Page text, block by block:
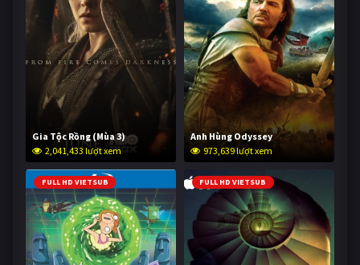
Gia Tộc Rồng (Mùa 3)
2,041,433 lượt xem
Anh Hùng Odyssey
973,639 lượt xem
FULL HD VIETSUB FULL HD VIETSUB